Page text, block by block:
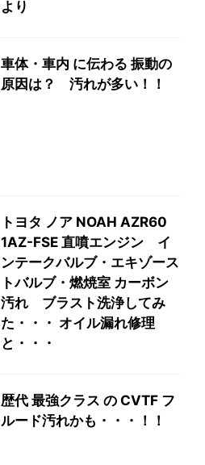
より
車体・車内 に伝わる 振動の
原因は？ 汚れが多い！！
トヨタ ノア NOAH AZR60
1AZ-FSE 直噴エンジン イ
ンテークバルブ・エキゾース
トバルブ・燃焼室 カーボン
汚れ ブラスト洗浄してみ
た・・・ オイル漏れ修理
と・・・
歴代 最強クラス の CVTF フ
ルード汚れかも・・・！！